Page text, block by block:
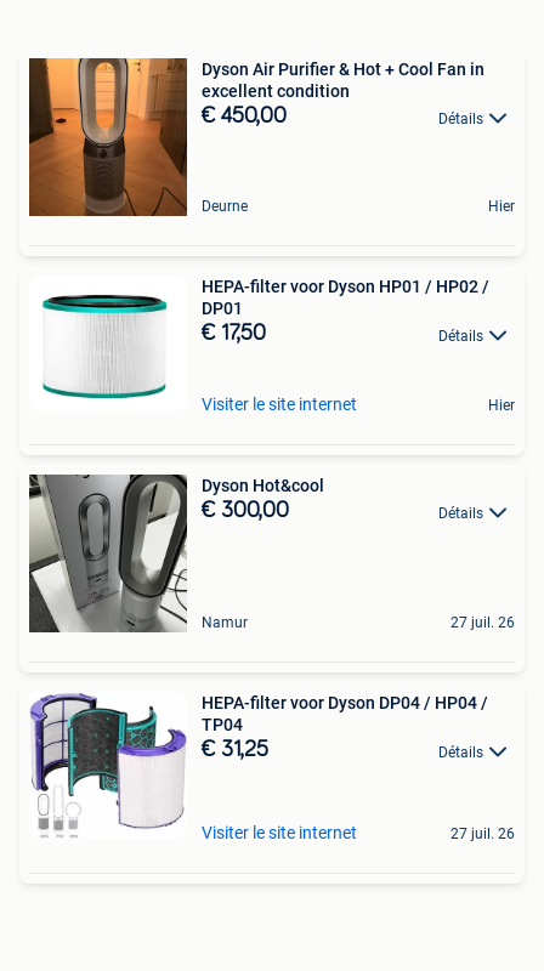
Dyson Air Purifier & Hot + Cool Fan in
excellent condition
€ 450,00 Détails
Deurne Hier
HEPA-filter voor Dyson HP01 / HP02 /
DP01
€ 17,50 Détails
Visiter le site internet Hier
Dyson Hot&cool
€ 300,00 Détails
Namur 27 juil. 26
HEPA-filter voor Dyson DP04 / HP04 /
TP04
€ 31,25 Détails
Visiter le site internet 27 juil. 26